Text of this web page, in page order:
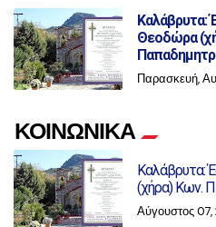
Καλάβρυτα:
Θεοδώρα
Παρασκευή,
ΚΟΙΝΩΝΙΚΑ
Καλάβρυτα:
(χήρα) Κων.
Αύγουστος